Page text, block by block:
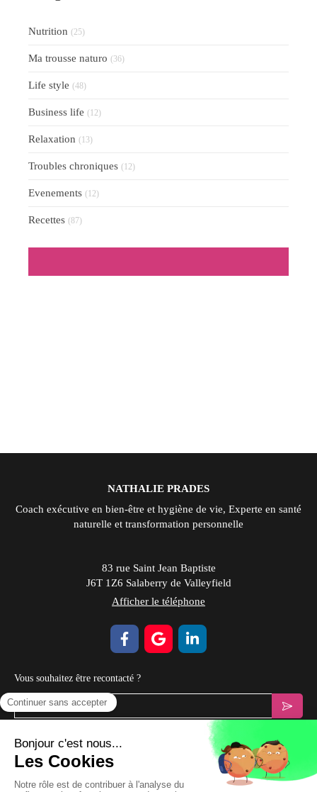
Nutrition (25)
Ma trousse naturo (36)
Life style (48)
Business life (12)
Relaxation (13)
Troubles chroniques (12)
Evenements (12)
Recettes (87)
NATHALIE PRADES
Coach exécutive en bien-être et hygiène de vie, Experte en santé
naturelle et transformation personnelle
83 rue Saint Jean Baptiste
J6T 1Z6 Salaberry de Valleyfield
Afficher le téléphone
Vous souhaitez être recontacté ?
Votre email
Prendre Rendez-vous